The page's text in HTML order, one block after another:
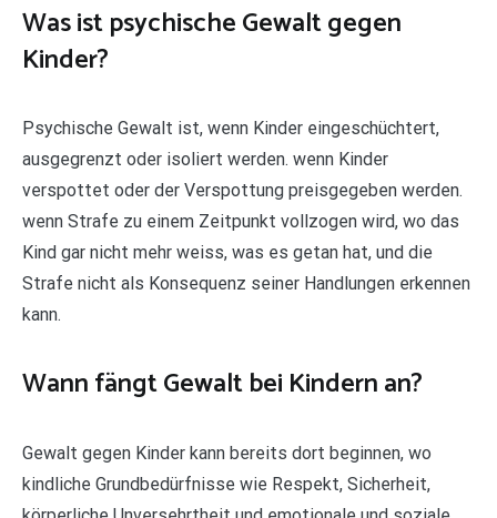
Was ist psychische Gewalt gegen
Kinder?
Psychische Gewalt ist, wenn Kinder eingeschüchtert,
ausgegrenzt oder isoliert werden. wenn Kinder
verspottet oder der Verspottung preisgegeben werden.
wenn Strafe zu einem Zeitpunkt vollzogen wird, wo das
Kind gar nicht mehr weiss, was es getan hat, und die
Strafe nicht als Konsequenz seiner Handlungen erkennen
kann.
Wann fängt Gewalt bei Kindern an?
Gewalt gegen Kinder kann bereits dort beginnen, wo
kindliche Grundbedürfnisse wie Respekt, Sicherheit,